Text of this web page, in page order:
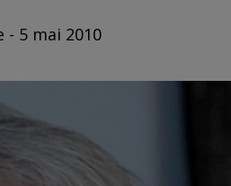
- 5 mai 2010